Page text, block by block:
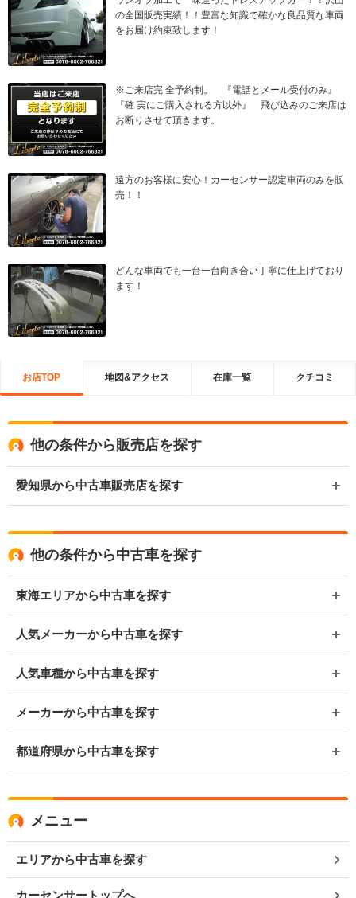
の全国販売実績！！豊富な知識で確かな良品質な車両
をお届け約束致します！
※ご来店完 全予約制。 『電話とメール受付のみ』
『確 実にご購入される方以外』 飛び込みのご来店は
お断りさせて頂きます。
遠方のお客様に安心！カーセンサー認定車両のみを販
売！！
どんな車両でも一台一台向き合い丁寧に仕上げており
ます！
お店TOP 地図&アクセス 在庫一覧 クチコミ
他の条件から販売店を探す
愛知県から中古車販売店を探す
他の条件から中古車を探す
東海エリアから中古車を探す
人気メーカーから中古車を探す
人気車種から中古車を探す
メーカーから中古車を探す
都道府県から中古車を探す
メニュー
エリアから中古車を探す
カーセンサートップへ